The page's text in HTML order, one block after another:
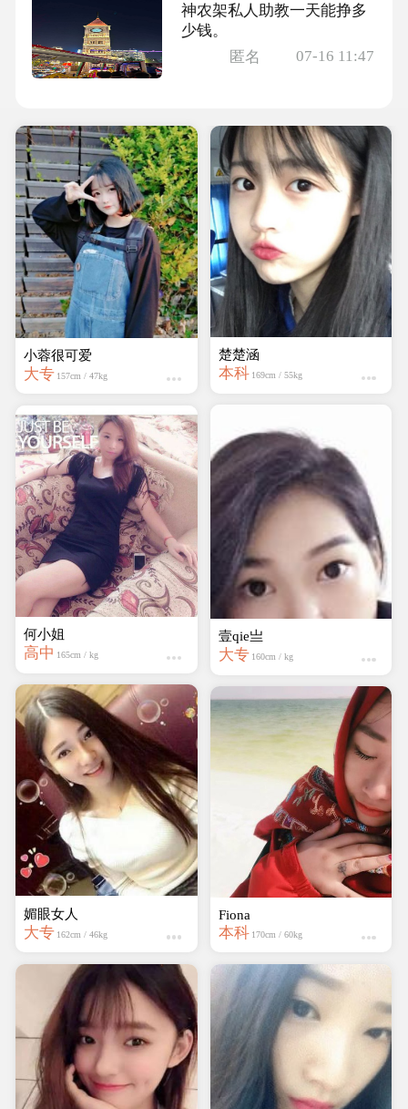
神农架私人助教一天能挣多
少钱。
匿名
07-16 11:47
小蓉很可爱
大专 157cm / 47kg
何小姐
高中 165cm / kg
媚眼女人
大专 162cm / 46kg
楚楚涵
本科 169cm / 55kg
壹qie亗
大专 160cm / kg
Fiona
本科 170cm / 60kg